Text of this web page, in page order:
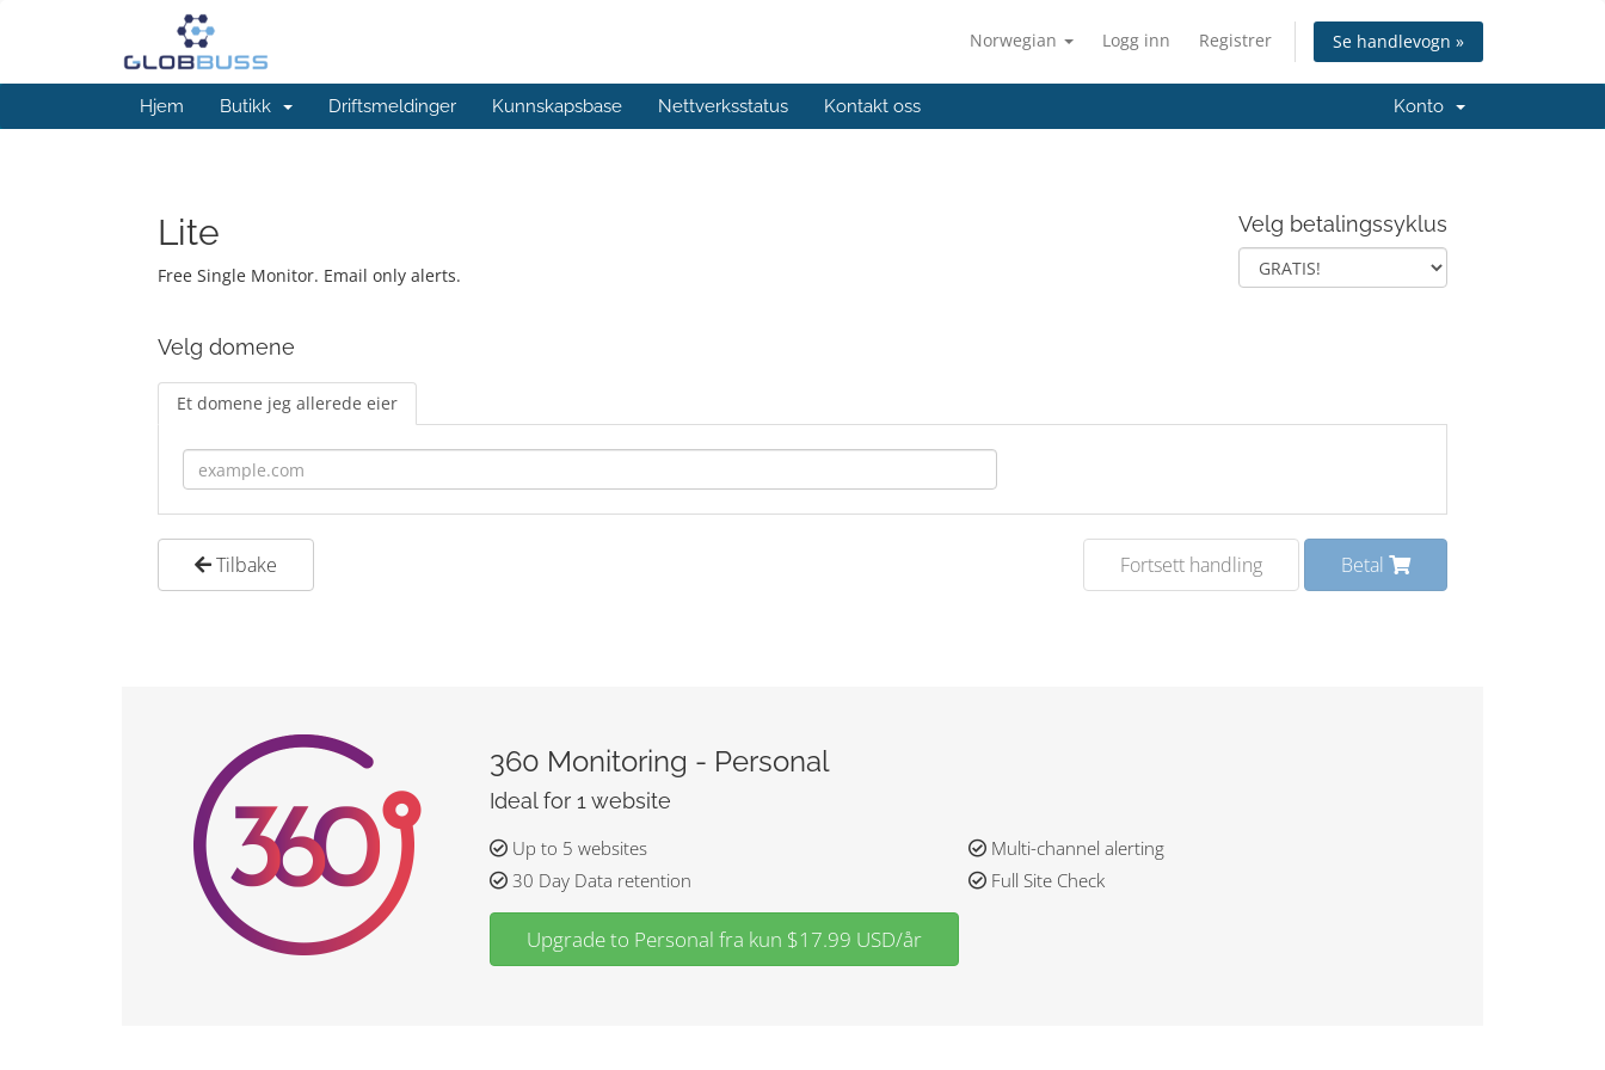
Norwegian Logg inn Registrer Se handlevogn »
Hjem Butikk Driftsmeldinger Kunnskapsbase Nettverksstatus Kontakt oss Konto
Lite
Free Single Monitor. Email only alerts.
Velg betalingssyklus
Velg domene
Et domene jeg allerede eier
Tilbake Fortsett handling Betal
360 Monitoring - Personal
Ideal for 1 website
Up to 5 websites
Multi-channel alerting
30 Day Data retention
Full Site Check
Upgrade to Personal fra kun $17.99 USD/år